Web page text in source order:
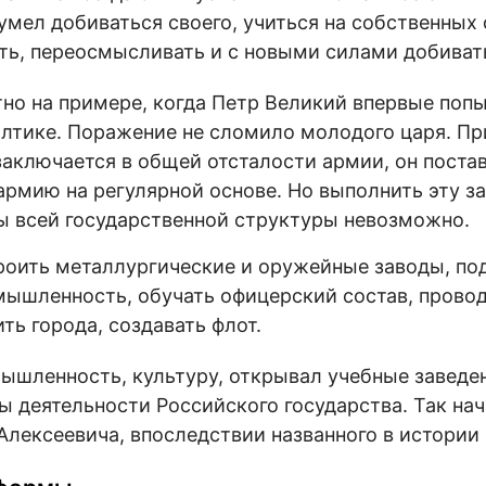
добиваться своего, учиться на
переосмысливать и с новыми силами
на примере, когда Петр Великий впервые
Поражение не сломило молодого царя.
в общей отсталости армии, он
на регулярной основе. Но выполнить эту
всей государственной структуры невозможно.
металлургические и оружейные заводы,
обучать офицерский состав,
города, создавать флот.
культуру, открывал учебные
деятельности Российского государства. Так
впоследствии названного в